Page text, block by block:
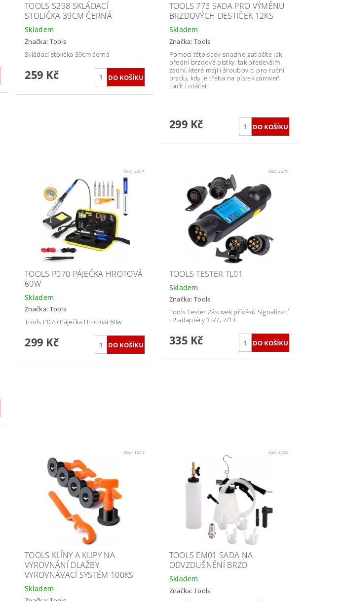
TOOLS S298 SKLÁDACÍ
STOLIČKA 39CM ČERNÁ
Skladem
Značka: Tools
Skládací stolička 39cm černá
259 Kč
TOOLS 773 SADA PRO VÝMĚNU
BRZDOVÝCH DESTIČEK 12KS
Skladem
Značka:Tools
Pomocí této sady snadno zatlačíte jak
přední brzdové pístky, tak především
zadní, které mají i šroubovici pro ruční
brzdu, kdy je třeba na pístek zároveň
tlačit i otáčet
299 Kč
Kód: 3354
TOOLS P070 PÁJEČKA HROTOVÁ
60W
Skladem
Značka: Tools
Tools P070 Páječka Hrotová 60w
299 Kč
Kód:2270
TOOLS TESTER TL01
Skladem
Značka:Tools
Tools Tester Zásuvek přívěsů Signalizací
+2 adaptéry 13/7, 7/13
335 Kč
Kód: 1642
TOOLS KLÍNY A KLIPY NA
VYROVNÁNÍ DLAŽBY
VYROVNÁVACÍ SYSTÉM 100KS
Skladem
Kód:2264
TOOLS EM01 SADA NA
ODVZDUŠNĚNÍ BRZD
Skladem
Značka:Tools